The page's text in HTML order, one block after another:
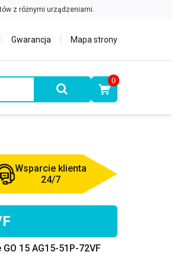
Gwarancja Mapa strony
0
Wsparcie klienta
24/7
15 AG15-51P-72VF